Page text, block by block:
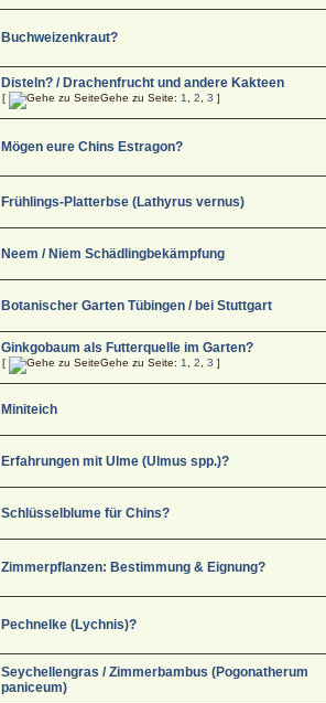
Buchweizenkraut?
Disteln? / Drachenfrucht und andere Kakteen
[ Gehe zu Seite: 1 ,2 ,3 ]
Mögen eure Chins Estragon?
Frühlings-Platterbse (Lathyrus vernus)
Neem / Niem Schädlingbekämpfung
Botanischer Garten Tübingen / bei Stuttgart
Ginkgobaum als Futterquelle im Garten?
[ Gehe zu Seite: 1 ,2 ,3 ]
Miniteich
Erfahrungen mit Ulme (Ulmus spp.)?
Schlüsselblume für Chins?
Zimmerpflanzen: Bestimmung & Eignung?
Pechnelke (Lychnis)?
Seychellengras / Zimmerbambus (Pogonatherum
paniceum)